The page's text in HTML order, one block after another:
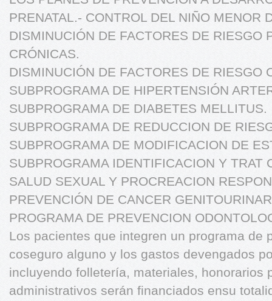
PRENATAL.- CONTROL DEL NIÑO MENOR
DISMINUCIÓN DE FACTORES DE RIESGO
CRÓNICAS.
DISMINUCIÓN DE FACTORES DE RIESGO
SUBPROGRAMA DE HIPERTENSIÓN
SUBPROGRAMA DE DIABETES MELLITUS.
SUBPROGRAMA DE REDUCCION DE
SUBPROGRAMA DE MODIFICACION DE
SUBPROGRAMA IDENTIFICACION Y TRAT
SALUD SEXUAL Y PROCREACION
PREVENCIÓN DE CANCER
PROGRAMA DE PREVENCION
Los pacientes que integren un programa de
coseguro alguno y los gastos devengados
incluyendo folletería, materiales, honorarios
administrativos serán financiados ensu